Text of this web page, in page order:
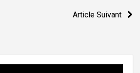
Article Suivant